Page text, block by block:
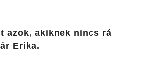
azok, akiknek nincs rá
Erika.